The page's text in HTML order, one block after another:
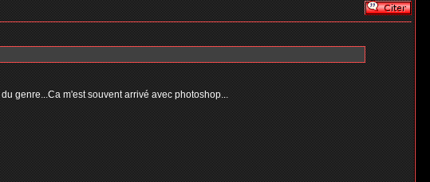
genre...Ca m'est souvent arrivé avec photoshop...